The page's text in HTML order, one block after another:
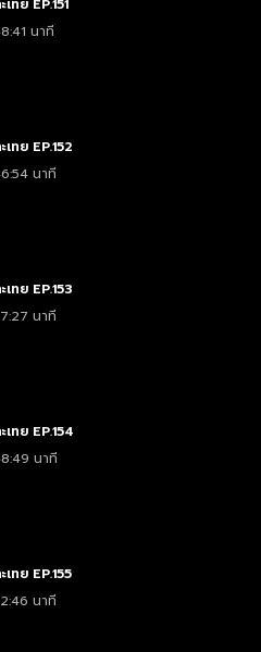
ทย EP.151
นาที
ทย EP.152
นาที
ทย EP.153
นาที
ทย EP.154
นาที
ทย EP.155
นาที